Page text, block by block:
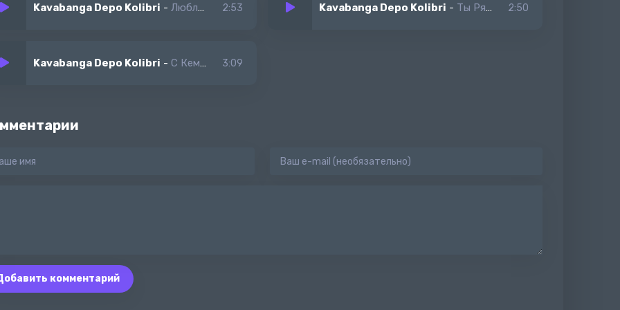
Kavabanga Depo Kolibri - Люблю, Не Доверяя 2:53 Kavabanga Depo Kolibri - Ты Рядом Со Мной 2:50
Kavabanga Depo Kolibri - С Кем Ты Зависаешь? 3:09
комментарий